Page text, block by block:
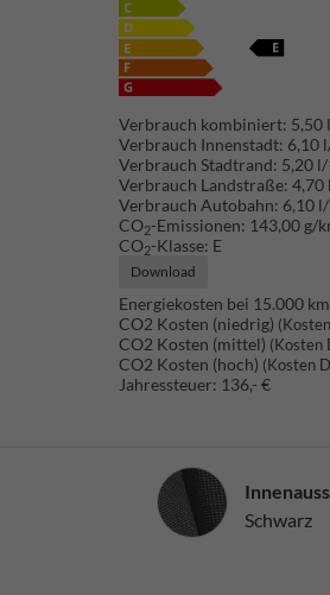
Verbrauch kombiniert: 5,50
Verbrauch Innenstadt: 6,10
Verbrauch Stadtrand: 5,20
Verbrauch Landstraße: 4,70
Verbrauch Autobahn: 6,10
CO2-Emissionen: 143,00 g/
CO2-Klasse: E
Download
Energiekosten bei 15.000
CO2 Kosten (niedrig)
CO2 Kosten (mittel) (Kosten
CO2 Kosten (hoch) (Kosten
Jahressteuer: 136,- €
Innenausstattung
Schwarz